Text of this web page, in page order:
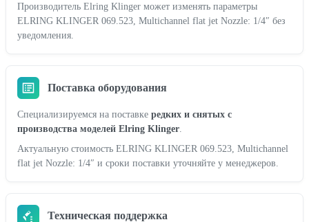
Производитель Elring Klinger может изменять параметры
ELRING KLINGER 069.523, Multichannel flat jet Nozzle: 1/4″ без
уведомления.
Поставка оборудования
Специализируемся на поставке редких и снятых с
производства моделей Elring Klinger
Актуальную стоимость ELRING KLINGER 069.523, Multichannel
flat jet Nozzle: 1/4″ и сроки поставки уточняйте у менеджеров.
Техническая поддержка